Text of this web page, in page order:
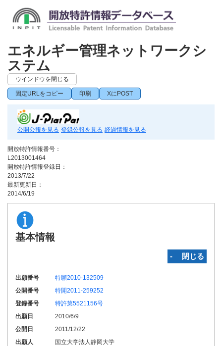
エネルギー管理ネットワークシ
ステム
ウインドウを閉じる
固定URLをコピー 印刷 XにPOST
公開公報を見る 登録公報を見る 経過情報を見る
開放特許情報番号：
L2013001464
開放特許情報登録日：
2013/7/22
最新更新日：
2014/6/19
基本情報
‐ 閉じる
出願番号
特願2010-132509
公開番号
特開2011-259252
登録番号
特許第5521156号
出願日
2010/6/9
公開日
2011/12/22
出願人
国立大学法人静岡大学